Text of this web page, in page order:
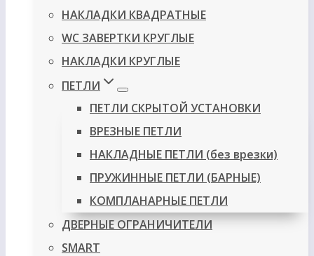
НАКЛАДКИ КВАДРАТНЫЕ
WC ЗАВЕРТКИ КРУГЛЫЕ
НАКЛАДКИ КРУГЛЫЕ
ПЕТЛИ
ПЕТЛИ СКРЫТОЙ УСТАНОВКИ
ВРЕЗНЫЕ ПЕТЛИ
НАКЛАДНЫЕ ПЕТЛИ (без врезки)
ПРУЖИННЫЕ ПЕТЛИ (БАРНЫЕ)
КОМПЛАНАРНЫЕ ПЕТЛИ
ДВЕРНЫЕ ОГРАНИЧИТЕЛИ
SMART